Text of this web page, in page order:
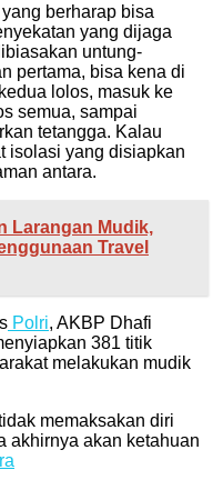
berharap bisa
yang dijaga
untung-
pertama, bisa kena di
lolos, masuk ke
semua, sampai
tetangga. Kalau
isolasi yang disiapkan
antara.
Larangan Mudik,
Travel
Polri, AKBP Dhafi
381 titik
melakukan mudik
memaksakan diri
akhirnya akan ketahuan